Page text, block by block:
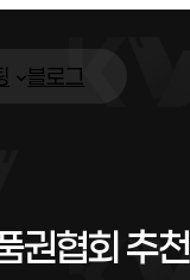
블로그
권협회 추천